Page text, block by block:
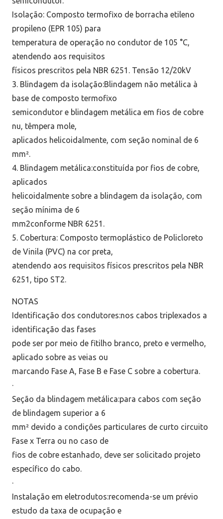
Isolação: Composto termofixo de borracha etileno
propileno (EPR 105) para
temperatura de operação no condutor de 105 °C,
atendendo aos requisitos
físicos prescritos pela NBR 6251. Tensão 12/20kV
3. Blindagem da isolação:Blindagem não metálica à
base de composto termofixo
semicondutor e blindagem metálica em fios de cobre
nu, têmpera mole,
aplicados helicoidalmente, com seção nominal de 6
mm².
4. Blindagem metálica:constituída por fios de cobre,
aplicados
helicoidalmente sobre a blindagem da isolação, com
seção mínima de 6
mm2conforme NBR 6251.
5. Cobertura: Composto termoplástico de Policloreto
de Vinila (PVC) na cor preta,
atendendo aos requisitos físicos prescritos pela NBR
6251, tipo ST2.
NOTAS
Identificação dos condutores:nos cabos triplexados a
identificação das fases
pode ser por meio de fitilho branco, preto e vermelho,
aplicado sobre as veias ou
marcando Fase A, Fase B e Fase C sobre a cobertura.
·
Seção da blindagem metálica:para cabos com seção
de blindagem superior a 6
mm² devido a condições particulares de curto circuito
Fase x Terra ou no caso de
fios de cobre estanhado, deve ser solicitado projeto
específico do cabo.
·
Instalação em eletrodutos:recomenda-se um prévio
estudo da taxa de ocupação e